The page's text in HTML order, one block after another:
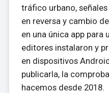
tráfico urbano,
en reversa y cambio
en una única app para
editores instalaron y
en dispositivos
publicarla, la
hacemos desde 2018.